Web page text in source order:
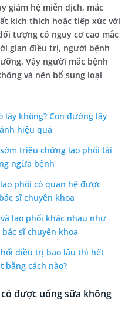
giảm hệ miễn dịch, mắc
kích thích hoặc tiếp xúc với
tượng có nguy cơ cao mắc
gian điều trị, người bệnh
Vậy người mắc bệnh
và nên bổ sung loại
lây không? Con đường lây
hiệu quả
triệu chứng lao phổi tái
ngừa bệnh
phổi có quan hệ được
sĩ chuyên khoa
lao phổi khác nhau như
sĩ chuyên khoa
điều trị bao lâu thì hết
bằng cách nào?
được uống sữa không